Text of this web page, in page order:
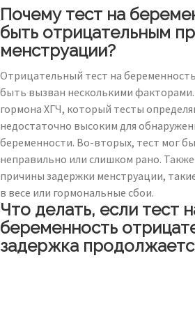
Почему тест на
быть отрицательным
менструации?
Отрицательный тест на
быть вызван несколькими
гормона ХГЧ, который тесты
недостаточно высоким для
беременности. Во-вторых, тест мог
неправильно или слишком рано.
причины задержки менструации,
в весе или гормональные сбои.
Что делать, если тест
беременность
задержка